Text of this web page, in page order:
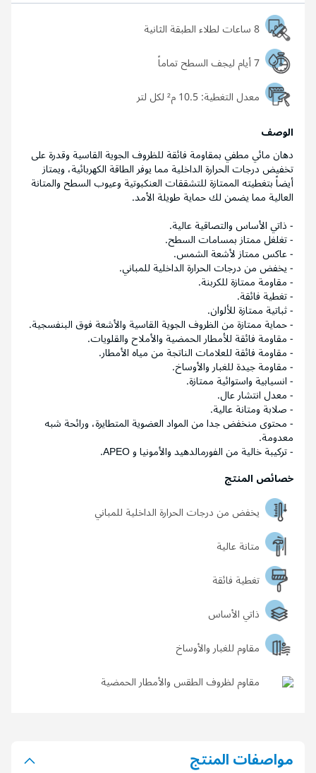
8 ساعات لطلاء الطبقة الثانية
7 أيام ليجف السطح تماماً
معدل التغطية:
الوصف
دهان مائي مطفي بمقاومة فائقة للظروف الجوية القاسية وقدرة على
تخفيض درجات الحرارة الداخلية مما يوفر الطاقة الكهربائية، ويمتاز
أيضاً بتغطيته الممتازة للتشققات العنكبوتية وعيوب السطح والمتانة
العالية مما يضمن لك حماية طويلة الأمد.
- ذاتي الأساس والتصاقية عالية.
- تغلغل ممتاز بمسامات السطح.
- عاكس ممتاز لأشعة الشمس.
- يخفض من درجات الحرارة الداخلية للمباني.
- مقاومة ممتازة للكربنة.
- تغطية فائقة.
- ثباتية ممتازة للألوان.
- حماية ممتازة من الظروف الجوية القاسية والأشعة فوق البنفسجية.
- مقاومة فائقة للأمطار الحمضية والأملاح والقلويات.
- مقاومة فائقة للعلامات الناتجة من مياه الأمطار.
- مقاومة جيدة للغبار والأوساخ.
- انسيابية واستوائية ممتازة.
- معدل انتشار عال.
- صلابة ومتانة عالية.
- محتوى منخفض جدا من المواد العضوية المتطايرة، ورائحة شبه
معدومة.
- تركيبة خالية من الفورمالدهيد والأمونيا و APEO.
خصائص المنتج
يخفض من درجات الحرارة الداخلية للمباني
متانة عالية
تغطية فائقة
ذاتي الأساس
مقاوم للغبار والأوساخ
مقاوم لظروف الطقس والأمطار الحمضية
مواصفات المنتج